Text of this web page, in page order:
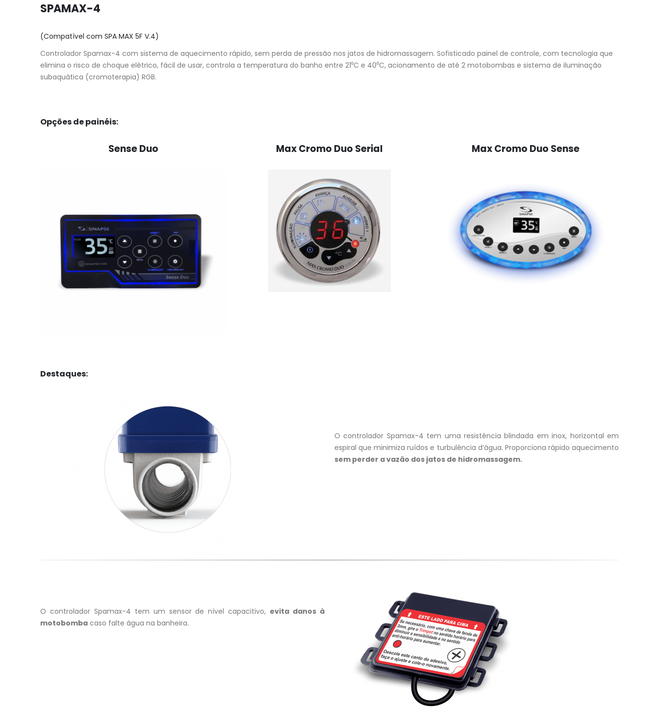
SPAMAX-4
(Compatível com SPA MAX 5F V.4)
Controlador Spamax-4 com sistema de aquecimento rápido, sem perda de pressão nos jatos de hidromassagem. Sofisticado painel de controle, com tecnologia que
elimina o risco de choque elétrico, fácil de usar, controla a temperatura do banho entre 21⁰C e 40⁰C, acionamento de até 2 motobombas e sistema de iluminação
subaquática (cromoterapia) RGB.
Opções de painéis:
Sense Duo Max Cromo Duo Serial Max Cromo Duo Sense
Destaques:
O controlador Spamax-4 tem uma resistência blindada em inox, horizontal em
espiral que minimiza ruídos e turbulência d’água. Proporciona rápido aquecimento
sem perder a vazão dos jatos de hidromassagem.
O controlador Spamax-4 tem um sensor de nível capacitivo, evita danos à
motobomba caso falte água na banheira.